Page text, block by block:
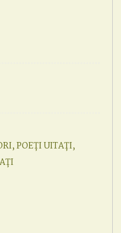
POEȚI UITAȚI,